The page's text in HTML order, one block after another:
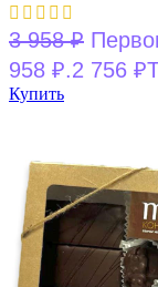
3 958₽
958 ₽.2 756 ₽
Купить